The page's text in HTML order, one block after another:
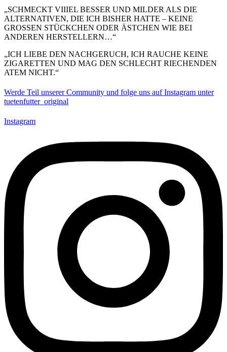
„SCHMECKT VIIIEL BESSER UND MILDER ALS DIE
ALTERNATIVEN, DIE ICH BISHER HATTE – KEINE
GROSSEN STÜCKCHEN ODER ÄSTCHEN WIE BEI
ANDEREN HERSTELLERN…“
„ICH LIEBE DEN NACHGERUCH, ICH RAUCHE KEINE
ZIGARETTEN UND MAG DEN SCHLECHT RIECHENDEN
ATEM NICHT.“
Werde Teil unserer Community und folge uns auf Instagram unter
tuetenfutter_original
Instagram